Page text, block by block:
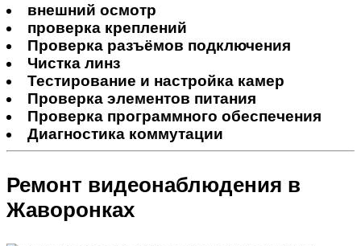
внешний осмотр
проверка креплений
Проверка разъёмов подключения
Чистка линз
Тестирование и настройка камер
Проверка элементов питания
Проверка программного обеспечения
Диагностика коммутации
Ремонт видеонаблюдения в
Жаворонках